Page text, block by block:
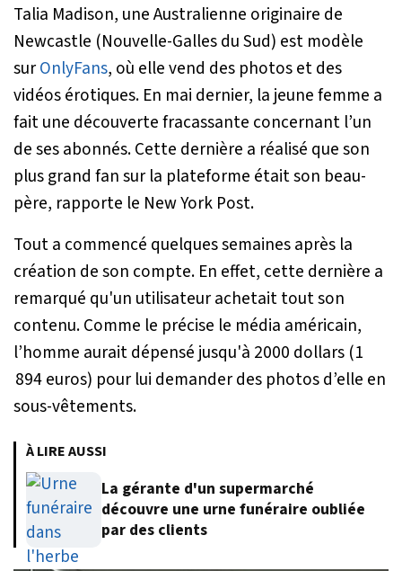
Talia Madison, une Australienne originaire de
Newcastle (Nouvelle-Galles du Sud) est modèle
surOnlyFans, où elle vend des photos et des
vidéos érotiques. En mai dernier, la jeune femme a
fait une découverte fracassante concernant l’un
de ses abonnés. Cette dernière a réalisé que son
plus grand fan sur la plateforme était son beau-
père, rapporte le New York Post.
Tout a commencé quelques semaines après la
création de son compte. En effet, cette dernière a
remarqué qu'un utilisateur achetait tout son
contenu. Comme le précise le média américain,
l’homme aurait dépensé jusqu'à 2000 dollars (1
894 euros) pour lui demander des photos d’elle en
sous-vêtements.
À LIRE AUSSI
La gérante d'un supermarché
découvre une urne funéraire oubliée
par des clients